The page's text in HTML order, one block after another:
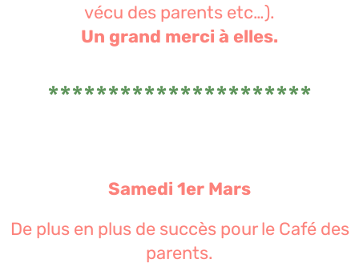
vécu des parents etc…).
Un grand merci à elles.
**********************
Samedi 1er Mars
De plus en plus de succès pour le Café des
parents.